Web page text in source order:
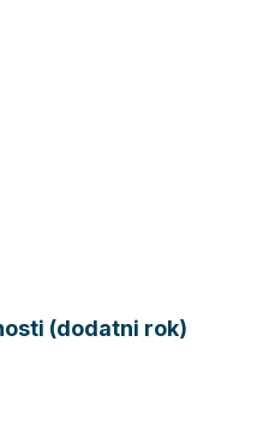
(dodatni rok)